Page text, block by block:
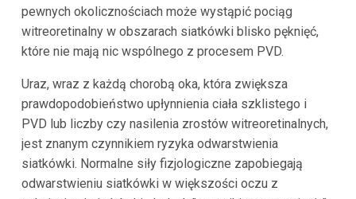
pewnych okolicznościach może wystąpić pociąg
witreoretinalny w obszarach siatkówki blisko pęknięć,
które nie mają nic wspólnego z procesem PVD.
Uraz, wraz z każdą chorobą oka, która zwiększa
prawdopodobieństwo upłynnienia ciała szklistego i
PVD lub liczby czy nasilenia zrostów witreoretinalnych,
jest znanym czynnikiem ryzyka odwarstwienia
siatkówki. Normalne siły fizjologiczne zapobiegają
odwarstwieniu siatkówki w większości oczu z